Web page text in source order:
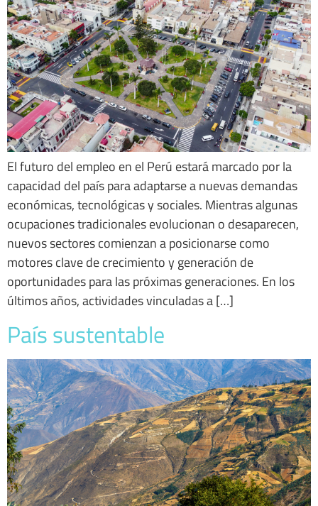
El futuro del empleo en el Perú estará marcado por la
capacidad del país para adaptarse a nuevas demandas
económicas, tecnológicas y sociales. Mientras algunas
ocupaciones tradicionales evolucionan o desaparecen,
nuevos sectores comienzan a posicionarse como
motores clave de crecimiento y generación de
oportunidades para las próximas generaciones. En los
últimos años, actividades vinculadas a […]
País sustentable